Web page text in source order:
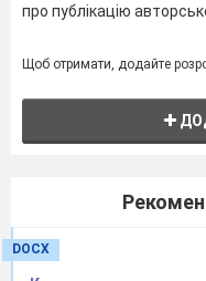
про публікацію
Щоб отримати, додайте
DOCX